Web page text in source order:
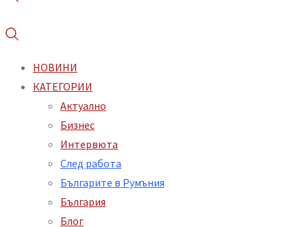
НОВИНИ
КАТЕГОРИИ
Aктуално
Бизнес
Интервюта
След работа
Българите в Румъния
България
Блог